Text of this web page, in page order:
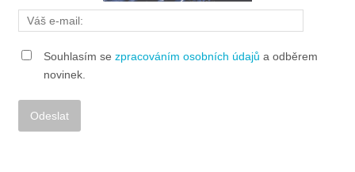
Souhlasím se zpracováním osobních údajů a odběrem
novinek.